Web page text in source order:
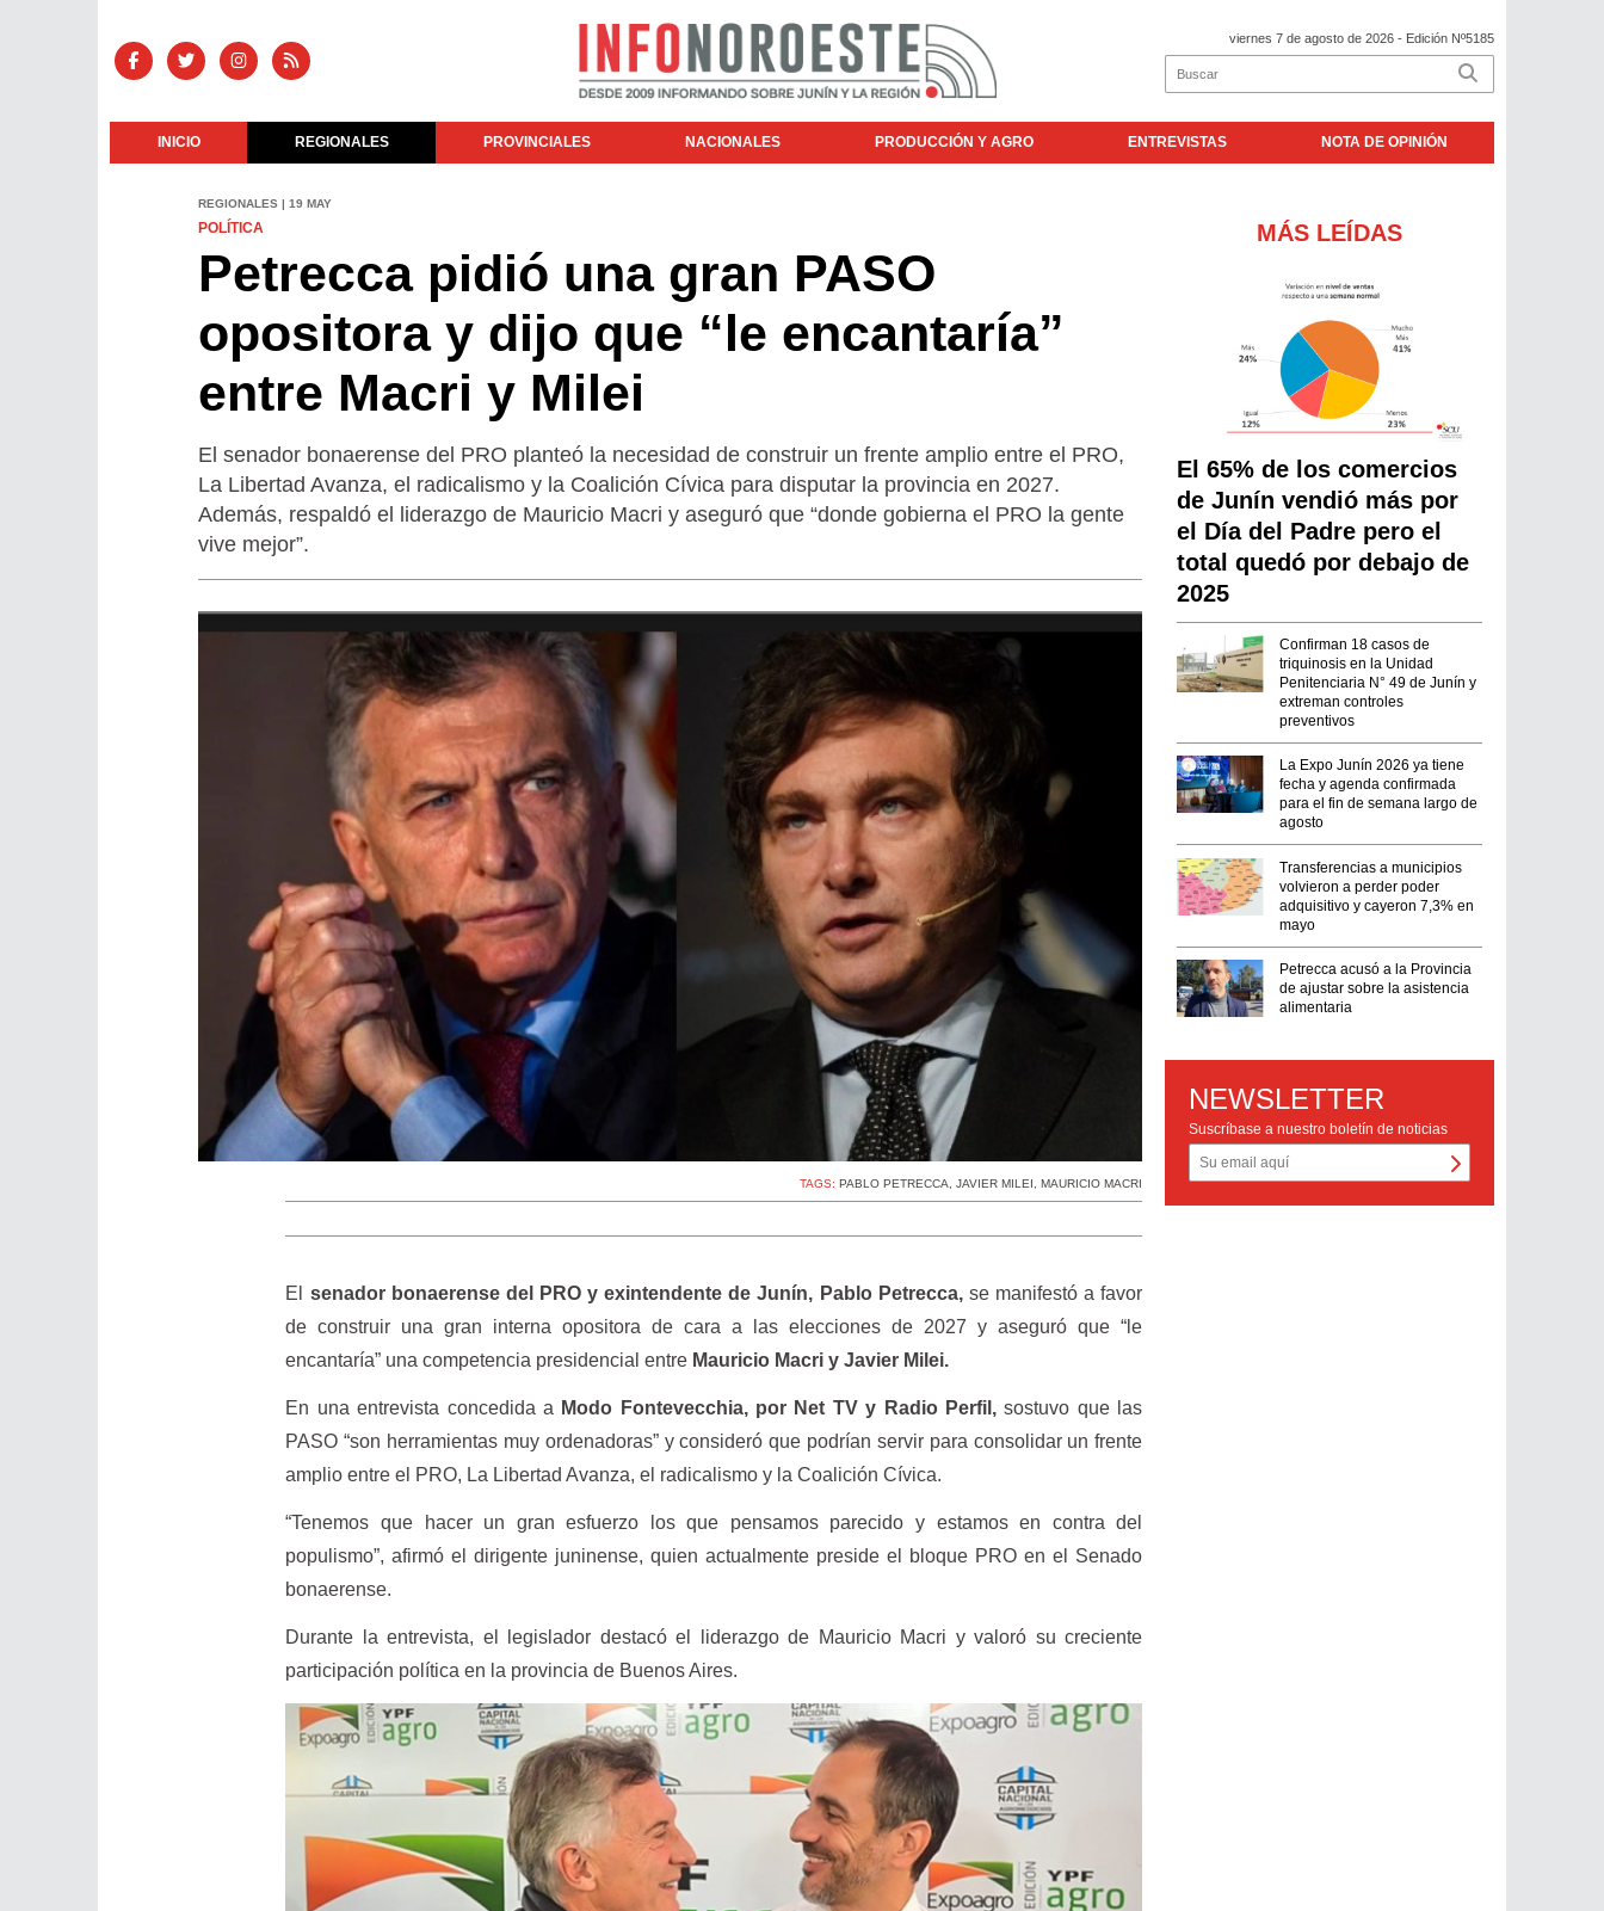
viernes 7 de agosto de 2026 - Edición Nº5185
INICIO REGIONALES PROVINCIALES NACIONALES PRODUCCIÓN Y AGRO ENTREVISTAS NOTA DE OPINIÓN
REGIONALES | 19 MAY
POLÍTICA
Petrecca pidió una gran PASO
opositora y dijo que “le encantaría”
entre Macri y Milei
El senador bonaerense del PRO planteó la necesidad de construir un frente amplio entre el PRO,
La Libertad Avanza, el radicalismo y la Coalición Cívica para disputar la provincia en 2027.
Además, respaldó el liderazgo de Mauricio Macri y aseguró que “donde gobierna el PRO la gente
vive mejor”.
TAGS:PABLO PETRECCA ,JAVIER MILEI ,MAURICIO MACRI
El senador bonaerense del PRO y exintendente de Junín, Pablo Petrecca, se manifestó a favor
de construir una gran interna opositora de cara a las elecciones de 2027 y aseguró que “le
encantaría” una competencia presidencial entre Mauricio Macri y Javier Milei.
En una entrevista concedida a Modo Fontevecchia, por Net TV y Radio Perfil, sostuvo que las
PASO “son herramientas muy ordenadoras” y consideró que podrían servir para consolidar un frente
amplio entre el PRO, La Libertad Avanza, el radicalismo y la Coalición Cívica.
“Tenemos que hacer un gran esfuerzo los que pensamos parecido y estamos en contra del
populismo”, afirmó el dirigente juninense, quien actualmente preside el bloque PRO en el Senado
bonaerense.
Durante la entrevista, el legislador destacó el liderazgo de Mauricio Macri y valoró su creciente
participación política en la provincia de Buenos Aires.
MÁS LEÍDAS
El 65% de los comercios
de Junín vendió más por
el Día del Padre pero el
total quedó por debajo de
2025
Confirman 18 casos de
triquinosis en la Unidad
Penitenciaria N° 49 de Junín y
extreman controles
preventivos
La Expo Junín 2026 ya tiene
fecha y agenda confirmada
para el fin de semana largo de
agosto
Transferencias a municipios
volvieron a perder poder
adquisitivo y cayeron 7,3% en
mayo
Petrecca acusó a la Provincia
de ajustar sobre la asistencia
alimentaria
NEWSLETTER
Suscríbase a nuestro boletín de noticias